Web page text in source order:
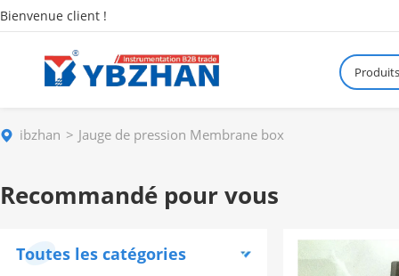
Bienvenue client !
Produits
ibzhan Jauge de pression Membrane box
Recommandé pour vous
Toutes les catégories